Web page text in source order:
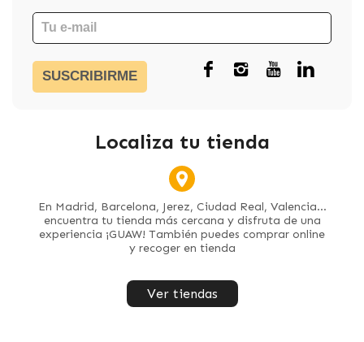
SUSCRIBIRME
Localiza tu tienda
En Madrid, Barcelona, Jerez, Ciudad Real, Valencia...
encuentra tu tienda más cercana y disfruta de una
experiencia ¡GUAW! También puedes comprar online
y recoger en tienda
Ver tiendas